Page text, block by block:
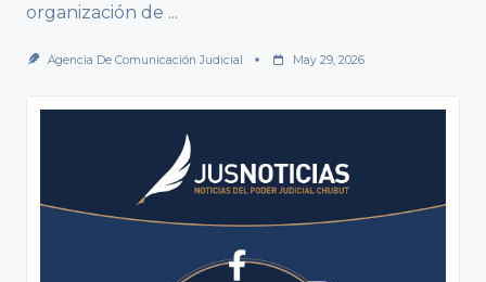
organización de ...
Agencia De Comunicación Judicial May 29, 2026